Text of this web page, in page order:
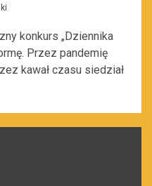
konkurs „Dziennika
Przez pandemię
kawał czasu siedział